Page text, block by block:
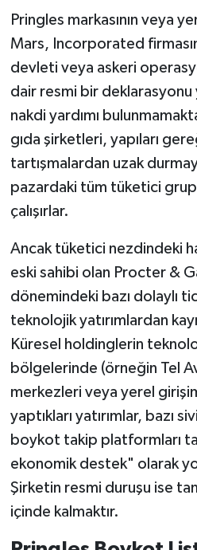
Pringles markasının veya
Mars, Incorporated
devleti veya askeri
dair resmi bir
nakdi yardımı
gıda şirketleri, yapıları
tartışmalardan uzak
pazardaki tüm tüketici
çalışırlar.
Ancak tüketici nezdindeki
eski sahibi olan Procter &
dönemindeki bazı dolaylı
teknolojik yatırımlardan
Küresel holdinglerin
bölgelerinde (örneğin Tel
merkezleri veya yerel
yaptıkları yatırımlar, bazı
boykot takip platformları
ekonomik destek" olarak
Şirketin resmi duruşu ise
içinde kalmaktır.